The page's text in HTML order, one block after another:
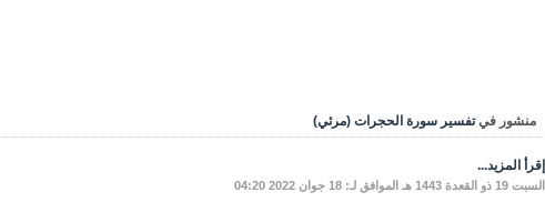
منشور في تفسير سورة الحجرات (مرئي)
إقرأ المزيد...
السبت 19 ذو القعدة 1443 هـ الموافق لـ: 18 جوان 2022 04:20